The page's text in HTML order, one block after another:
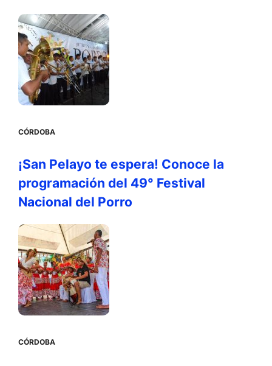
CÓRDOBA
¡San Pelayo te espera! Conoce la
programación del 49° Festival
Nacional del Porro
CÓRDOBA